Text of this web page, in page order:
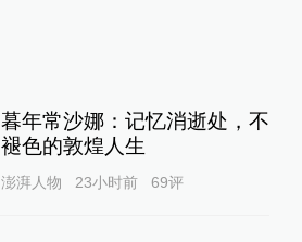
暮年常沙娜：记忆消逝处，不
褪色的敦煌人生
澎湃人物 23小时前 69评